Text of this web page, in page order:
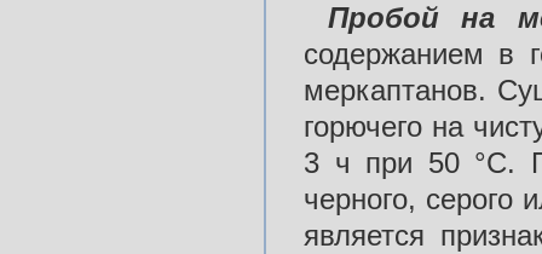
Пробой на
содержанием в
меркаптанов.
горючего на
3 ч при 50 °С.
черного, серого
является